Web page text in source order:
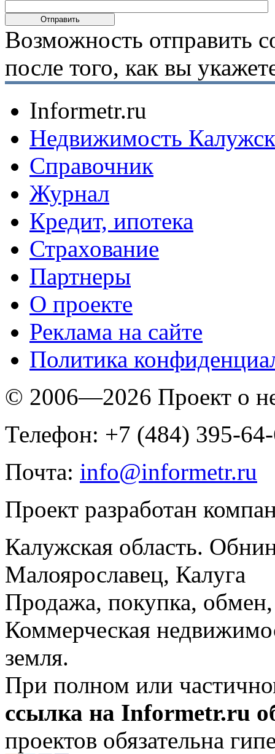
Возможность отправить
после того, как вы
Informetr.ru
Недвижимость
Справочник
Журнал
Кредит, ипотека
Страхование
Партнеры
O проекте
Реклама на сайте
Политика
© 2006—2026 Проект о
Телефон: +7 (484) 395-
Почта: info@informetr.ru
Проект разработан
Калужская область.
Малоярославец, Калуга
Продажа, покупка, обмен,
Коммерческая
земля.
При полном или
ссылка на Informetr.ru
проектов обязательна